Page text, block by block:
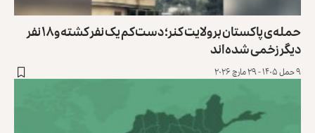
حمله‌ی پاکستان بر ولایت کنر؛ دست‌کم یک نفر کشته و ۱۸ نفر
دیگر زخمی شده‌اند
۹ حمل ۱۴۰۵ - ۲۹ مارچ ۲۰۲۶